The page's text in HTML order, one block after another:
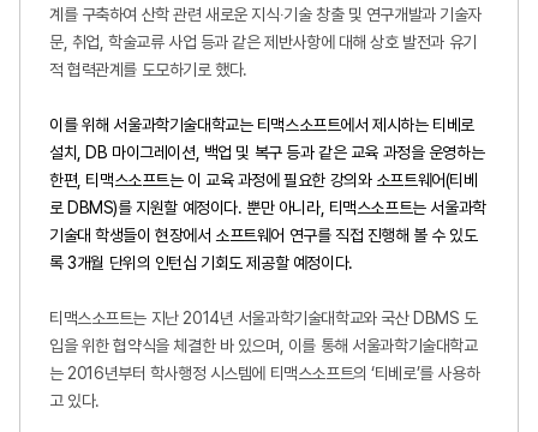
계를 구축하여 산학 관련 새로운 지식∙기술 창출 및 연구개발과 기술자
문, 취업 ,학술교류 사업 등과 같은 제반사항에 대해 상호 발전과 유기
적 협력관계를 도모하기로 했다.
이를 위해 서울과학기술대학교는 티맥스소프트에서 제시하는 티베로
설치
, DB 마이그레이션 백업 및 복구 등과 같은 교육 과정을 운영하는
한편 티맥스소프트는 이 교육 과정에 필요한 강의와 소프트웨어(티베
로 DBMS)를 지원할 예정이다.뿐만 아니라, 티맥스소프트는 서울과학
기술대 학생들이 현장에서 소프트웨어 연구를 직접 진행해 볼 수 있도
록3개월 단위의 인턴십 기회도 제공할 예정이다.
티맥스소프트는 지난 2014년 서울과학기술대학교와 국산DBMS 도
입을 위한 협약식을 체결한 바 있으며
이를 통해 서울과학기술대학교
는 2016년부터 학사행정 시스템에 티맥스소프트의‘티베로’를 사용하
고 있다.